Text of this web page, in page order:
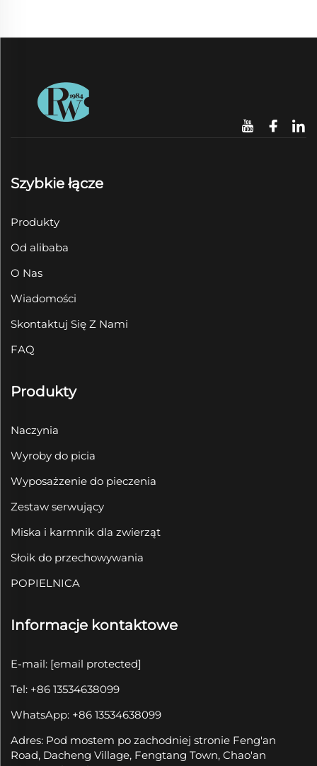
Szybkie łącze
Produkty
Od alibaba
O Nas
Wiadomości
Skontaktuj Się Z Nami
FAQ
Produkty
Naczynia
Wyroby do picia
Wyposażzenie do pieczenia
Zestaw serwujący
Miska i karmnik dla zwierząt
Słoik do przechowywania
POPIELNICA
Informacje kontaktowe
E-mail: [email protected]
Tel: +86 13534638099
WhatsApp: +86 13534638099
Adres: Pod mostem po zachodniej stronie Feng'an
Road, Dacheng Village, Fengtang Town, Chao'an